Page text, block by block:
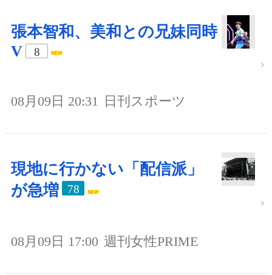
張本智和、美和との兄妹同時
V
8
08月09日 20:31 日刊スポーツ
現地に行かない「配信派」
が急増
78
08月09日 17:00 週刊女性PRIME